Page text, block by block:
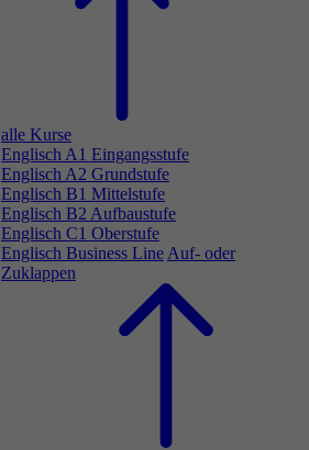
alle Kurse
Englisch A1 Eingangsstufe
Englisch A2 Grundstufe
Englisch B1 Mittelstufe
Englisch B2 Aufbaustufe
Englisch C1 Oberstufe
Englisch Business Line Auf- oder
Zuklappen